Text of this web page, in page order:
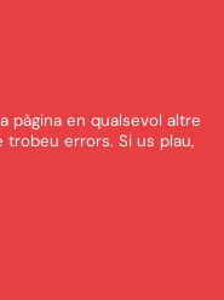
pàgina en qualsevol altre
trobeu errors. Si us plau,